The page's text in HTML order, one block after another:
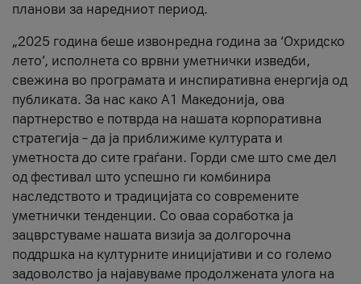
планови за наредниот период.
„2025 година беше извонредна година за ‘Охридско
лето’, исполнета со врвни уметнички изведби,
свежина во програмата и инспиративна енергија од
публиката. За нас како A1 Македонија, ова
партнерство е потврда на нашата корпоративна
стратегија – да ја приближиме културата и
уметноста до сите граѓани. Горди сме што сме дел
од фестивал што успешно ги комбинира
наследството и традицијата со современите
уметнички тенденции. Со оваа соработка ја
зацврстуваме нашата визија за долгорочна
поддршка на културните иницијативи и со големо
задоволство ја најавуваме продолжената улога на